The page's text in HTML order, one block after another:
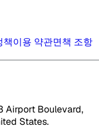
책이용 약관면책 조항
Airport Boulevard,
States.